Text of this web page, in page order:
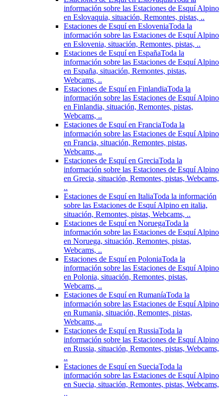
información sobre las Estaciones de Esquí Alpino
en Eslovaquia, situación, Remontes, pistas, ..
Estaciones de Esquí en EsloveniaToda la
información sobre las Estaciones de Esquí Alpino
en Eslovenia, situación, Remontes, pistas, ..
Estaciones de Esquí en EspañaToda la
información sobre las Estaciones de Esquí Alpino
en España, situación, Remontes, pistas,
Webcams, ..
Estaciones de Esquí en FinlandiaToda la
información sobre las Estaciones de Esquí Alpino
en Finlandia, situación, Remontes, pistas,
Webcams, ..
Estaciones de Esquí en FranciaToda la
información sobre las Estaciones de Esquí Alpino
en Francia, situación, Remontes, pistas,
Webcams, ..
Estaciones de Esquí en GreciaToda la
información sobre las Estaciones de Esquí Alpino
en Grecia, situación, Remontes, pistas, Webcams,
..
Estaciones de Esquí en ItaliaToda la información
sobre las Estaciones de Esquí Alpino en italia,
situación, Remontes, pistas, Webcams, ..
Estaciones de Esquí en NoruegaToda la
información sobre las Estaciones de Esquí Alpino
en Noruega, situación, Remontes, pistas,
Webcams, ..
Estaciones de Esquí en PoloniaToda la
información sobre las Estaciones de Esquí Alpino
en Polonia, situación, Remontes, pistas,
Webcams, ..
Estaciones de Esquí en RumaníaToda la
información sobre las Estaciones de Esquí Alpino
en Rumania, situación, Remontes, pistas,
Webcams, ..
Estaciones de Esquí en RussiaToda la
información sobre las Estaciones de Esquí Alpino
en Russia, situación, Remontes, pistas, Webcams,
..
Estaciones de Esquí en SueciaToda la
información sobre las Estaciones de Esquí Alpino
en Suecia, situación, Remontes, pistas, Webcams,
..